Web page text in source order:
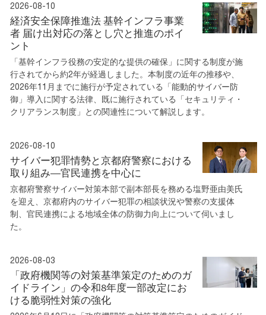
2026-08-10
経済安全保障推進法 基幹インフラ事業
者 届け出対応の落とし穴と推進のポイ
ント
「基幹インフラ役務の安定的な提供の確保」に関する制度が施
行されてから約2年が経過しました。本制度の近年の推移や、
2026年11月までに施行が予定されている「能動的サイバー防
御」導入に関する法律、既に施行されている「セキュリティ・
クリアランス制度」との関連性について解説します。
2026-08-10
サイバー犯罪情勢と京都府警察における
取り組み―官民連携を中心に
京都府警察サイバー対策本部で副本部長を務める塩野亜由美氏
を迎え、京都府内のサイバー犯罪の相談状況や警察の支援体
制、官民連携による地域全体の防御力向上について伺いまし
た。
2026-08-03
「政府機関等の対策基準策定のためのガ
イドライン」の令和8年度一部改定にお
ける脆弱性対策の強化